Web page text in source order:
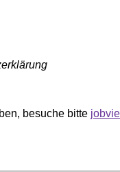
besuche bitte